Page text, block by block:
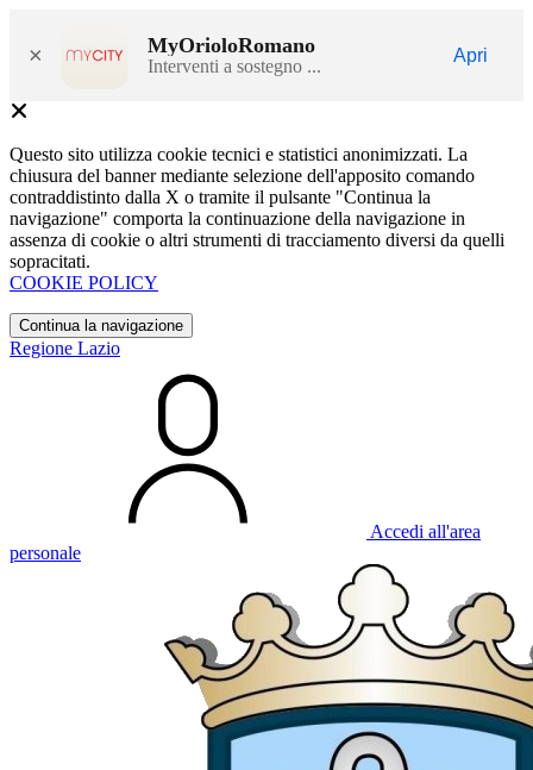
× MyOrioloRomano
Interventi a sostegno ...
Apri
Questo sito utilizza cookie tecnici e statistici anonimizzati. La
chiusura del banner mediante selezione dell'apposito comando
contraddistinto dalla X o tramite il pulsante "Continua la
navigazione" comporta la continuazione della navigazione in
assenza di cookie o altri strumenti di tracciamento diversi da quelli
sopracitati.
COOKIE POLICY
Continua la navigazione
Regione Lazio
Accedi all'area
personale